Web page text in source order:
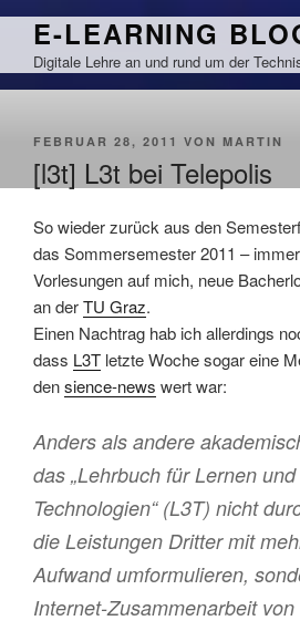
Zum
springen
E-LEARNING
Digitale Lehre an und rund um der
VERÖFFENTLICHT
FEBRUAR 28, 2011 VON MARTIN
[l3t] L3t bei Telepolis
So wieder zurück aus den
das Sommersemester 2011 –
Vorlesungen auf mich, neue
an derTU Graz.
Einen Nachtrag hab ich allerdings
dass L3T letzte Woche sogar eine
densience-news wert war:
Anders als andere
das „Lehrbuch für Lernen
Technologien“ (L3T) nicht
die Leistungen Dritter mit
Aufwand umformulieren,
Internet-Zusammenarbeit